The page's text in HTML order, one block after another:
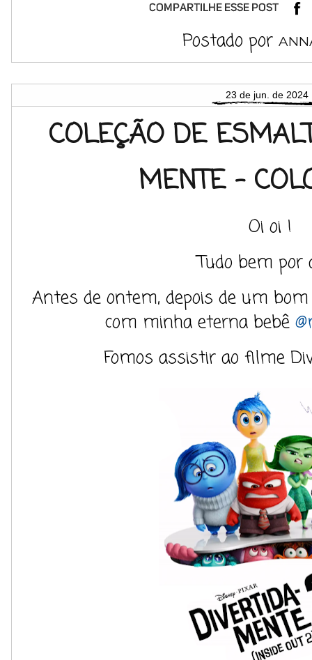
Postado por
23 de jun. de 2024
COLEÇÃO DE
MENTE -
Oi oi !
Tudo bem por
Antes de ontem, depois de um
com minha eterna bebê
Fomos assistir ao filme